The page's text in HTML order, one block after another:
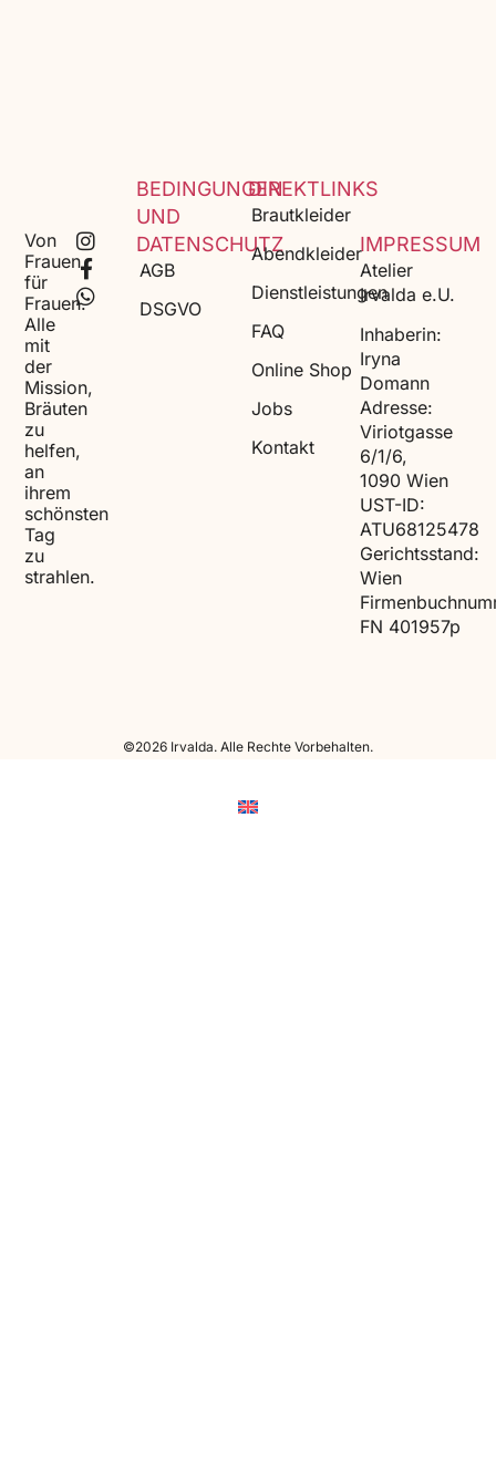
DIREKTLINKS
Brautkleider
Abendkleider
Dienstleistungen
FAQ
Online Shop
Jobs
Kontakt
BEDINGUNGEN
UND
DATENSCHUTZ
AGB
DSGVO
IMPRESSUM
Atelier
Irvalda e.U.
Inhaberin:
Iryna
Domann
Adresse:
Viriotgasse
6/1/6,
1090 Wien
UST-ID:
ATU68125478
Gerichtsstand:
Wien
FN 401957p
Von
Frauen
für
Frauen.
Alle
mit
der
Mission,
Bräuten
zu
helfen,
an
ihrem
schönsten
Tag
zu
strahlen.
©2026 Irvalda. Alle Rechte Vorbehalten.